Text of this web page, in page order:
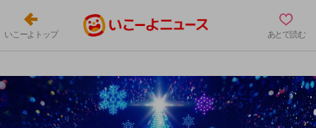
いこーよトップ あとで読む